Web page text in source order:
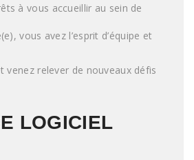
à vous accueillir au sein de
vous avez l’esprit d’équipe et
venez relever de nouveaux défis
LOGICIEL